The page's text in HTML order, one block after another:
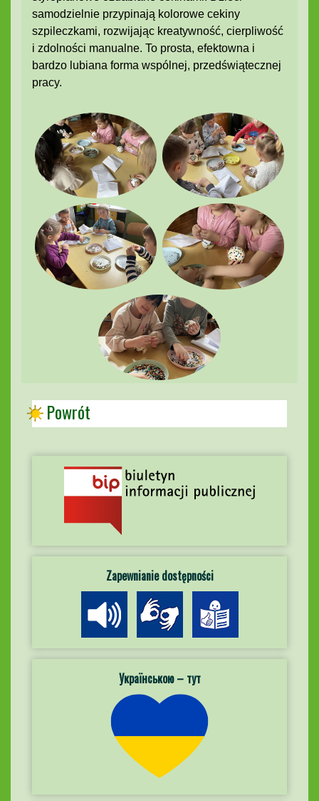
samodzielnie przypinają kolorowe cekiny
szpileczkami, rozwijając kreatywność, cierpliwość
i zdolności manualne. To prosta, efektowna i
bardzo lubiana forma wspólnej, przedświątecznej
pracy.
Powrót
Zapewnianie dostępności
Українською – тут